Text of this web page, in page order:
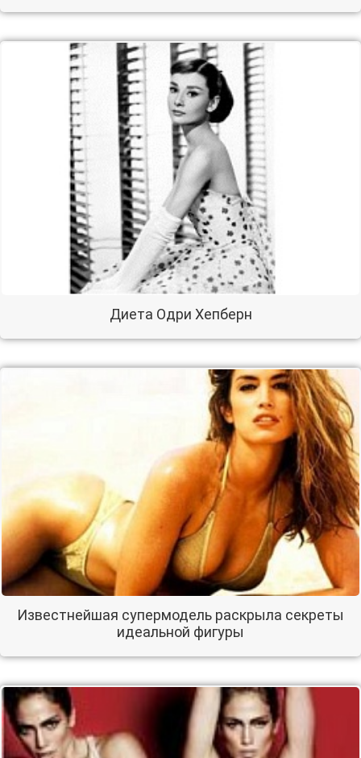
Диета Одри Хепберн
Известнейшая супермодель раскрыла секреты
идеальной фигуры